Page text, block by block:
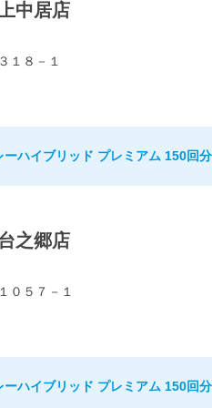
中居店
１８－１
ーハイブリッド プレミアム 150回
之郷店
０５７－１
ーハイブリッド プレミアム 150回